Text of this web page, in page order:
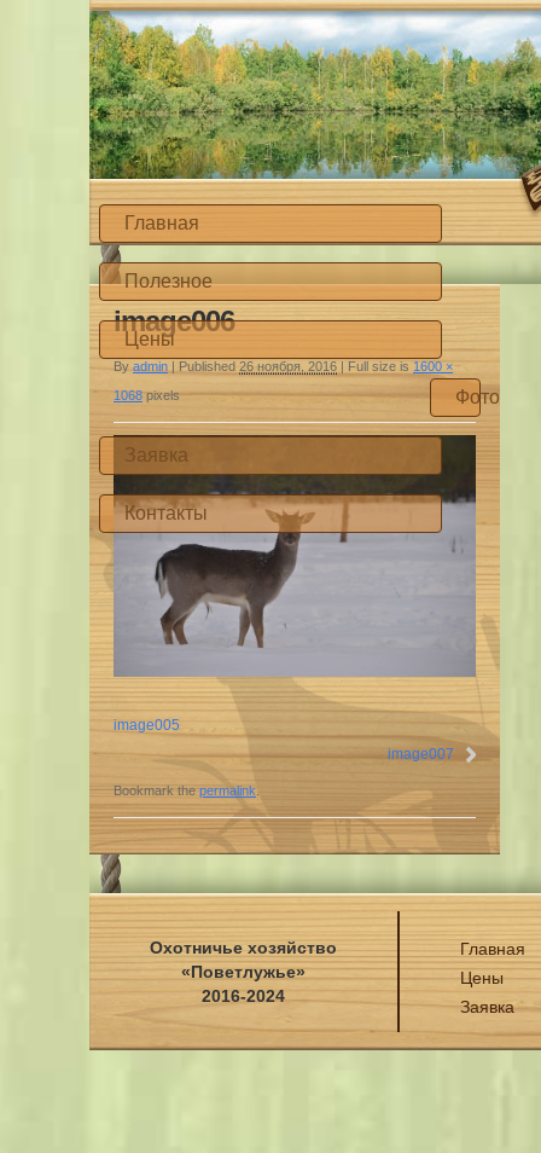
Главная
Полезное
Цены
Фото
Заявка
Контакты
image006
By admin | Published 26 ноября, 2016 | Full size is 1600 ×
1068pixels
image005
image007
Bookmark the permalink
Охотничье хозяйство
«Поветлужье»
2016-2024
Главная
Цены
Заявка